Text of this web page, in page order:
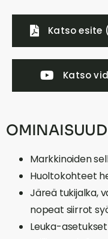
Katso esite
Katso
Markkinoiden
Huoltokohteet
Järeä tukijalka,
nopeat siirrot
Leuka-